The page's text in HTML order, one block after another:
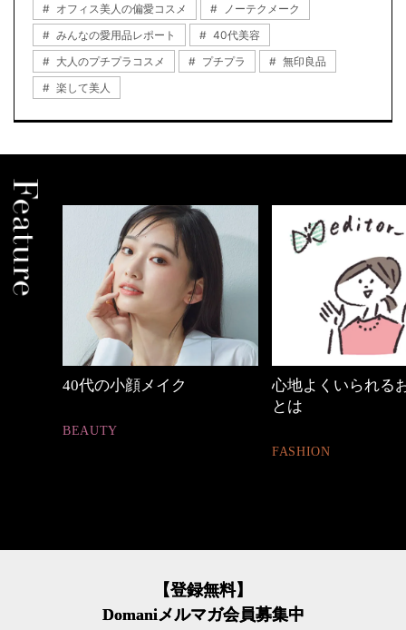
オフィス美人の偏愛コスメ
ノーテクメーク
みんなの愛用品レポート
40代美容
大人のプチプラコスメ
プチプラ
無印良品
楽して美人
40代の小顔メイク
BEAUTY
心地よくいられるおし
FASHION
【登録無料】
Domaniメルマガ会員募集中